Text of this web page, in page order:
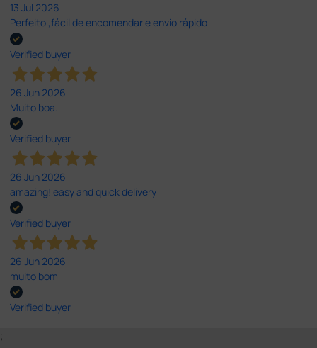
13 Jul 2026
Perfeito ,fácil de encomendar e envio rápido
Verified buyer
26 Jun 2026
Muito boa.
Verified buyer
26 Jun 2026
amazing! easy and quick delivery
Verified buyer
26 Jun 2026
muito bom
Verified buyer
;